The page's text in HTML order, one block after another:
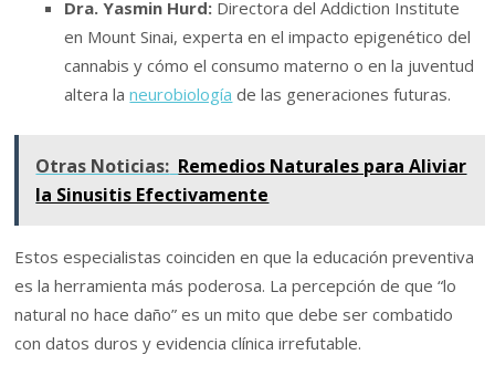
Dra. Yasmin Hurd: Directora del Addiction Institute
en Mount Sinai, experta en el impacto epigenético del
cannabis y cómo el consumo materno o en la juventud
altera laneurobiología de las generaciones futuras.
Otras Noticias: Remedios Naturales para Aliviar
la Sinusitis Efectivamente
Estos especialistas coinciden en que la educación preventiva
es la herramienta más poderosa. La percepción de que “lo
natural no hace daño” es un mito que debe ser combatido
con datos duros y evidencia clínica irrefutable.